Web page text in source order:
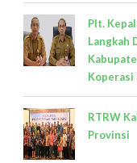
Plt.
Langkah
Koperasi
RTRW
Provinsi